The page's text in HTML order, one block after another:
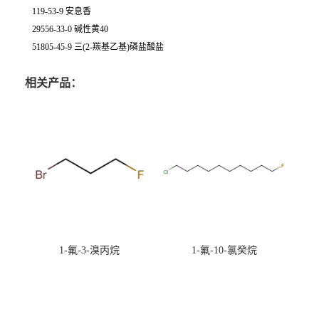
119-53-9 安息香
29556-33-0 碱性黄40
51805-45-9 三(2-羰基乙基)磷盐酸盐
相关产品：
1-氟-3-溴丙烷 1-氟-10-氯癸烷